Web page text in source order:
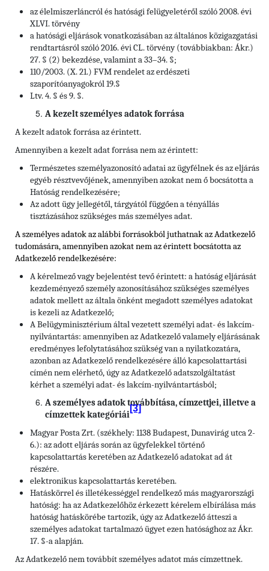
az élelmiszerláncról és hatósági felügyeletéről szóló 2008. évi
XLVI. törvény
a hatósági eljárások vonatkozásában az általános közigazgatási
rendtartásról szóló 2016. évi CL. törvény (továbbiakban: Ákr.)
27. § (2) bekezdése, valamint a 33–34. §;
110/2003. (X. 21.) FVM rendelet az erdészeti
szaporítóanyagokról 19.§
Ltv. 4. § és 9. §.
A kezelt személyes adatok forrása
A kezelt adatok forrása az érintett.
Amennyiben a kezelt adat forrása nem az érintett:
Természetes személyazonosító adatai az ügyfélnek és az eljárás
egyéb résztvevőjének, amennyiben azokat nem ő bocsátotta a
Hatóság rendelkezésére;
Az adott ügy jellegétől, tárgyától függően a tényállás
tisztázásához szükséges más személyes adat.
A személyes adatok az alábbi forrásokból juthatnak az Adatkezelő
tudomására, amennyiben azokat nem az érintett bocsátotta az
Adatkezelő rendelkezésére:
A kérelmező vagy bejelentést tevő érintett: a hatóság eljárását
kezdeményező személy azonosításához szükséges személyes
adatok mellett az általa önként megadott személyes adatokat
is kezeli az Adatkezelő;
A Belügyminisztérium által vezetett személyi adat- és lakcím-
nyilvántartás: amennyiben az Adatkezelő valamely eljárásának
eredményes lefolytatásához szükség van a nyilatkozatára,
azonban az Adatkezelő rendelkezésére álló kapcsolattartási
címén nem elérhető, úgy az Adatkezelő adatszolgáltatást
kérhet a személyi adat- és lakcím-nyilvántartásból;
A személyes adatok továbbítása, címzettjei, illetve a
címzettek kategóriái
[3]
Magyar Posta Zrt. (székhely: 1138 Budapest, Dunavirág utca 2-
6.): az adott eljárás során az ügyfelekkel történő
kapcsolattartás keretében az Adatkezelő adatokat ad át
részére.
elektronikus kapcsolattartás keretében.
Hatáskörrel és illetékességgel rendelkező más magyarországi
hatóság: ha az Adatkezelőhöz érkezett kérelem elbírálása más
hatóság hatáskörébe tartozik, úgy az Adatkezelő átteszi a
személyes adatokat tartalmazó ügyet ezen hatósághoz az Ákr.
17. §-a alapján.
Az Adatkezelő nem továbbít személyes adatot más címzettnek.